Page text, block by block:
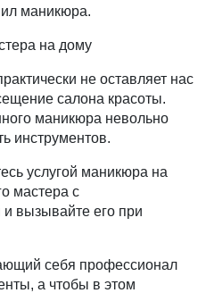
маникюра.
на дому
не оставляет нас
салона красоты.
маникюра невольно
инструментов.
услугой маникюра на
мастера с
вызывайте его при
себя профессионал
а чтобы в этом